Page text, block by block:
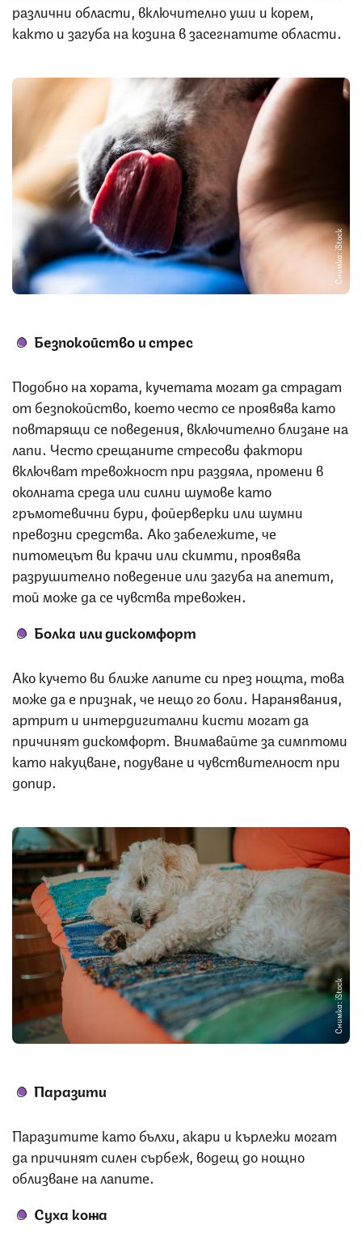
различни области, включително уши и корем,
както и загуба на козина в засегнатите области.
Снимка: iStock
Безпокойство и стрес
Подобно на хората, кучетата могат да страдат
от безпокойство, което често се проявява като
повтарящи се поведения, включително близане на
лапи. Често срещаните стресови фактори
включват тревожност при раздяла, промени в
околната среда или силни шумове като
гръмотевични бури, фойерверки или шумни
превозни средства. Ако забележите, че
питомецът ви крачи или скимти, проявява
разрушително поведение или загуба на апетит,
той може да се чувства тревожен.
Болка или дискомфорт
Ако кучето ви ближе лапите си през нощта, това
може да е признак, че нещо го боли. Наранявания,
артрит и интердигитални кисти могат да
причинят дискомфорт. Внимавайте за симптоми
като накуцване, подуване и чувствителност при
допир.
Снимка: iStock
Паразити
Паразитите като бълхи, акари и кърлежи могат
да причинят силен сърбеж, водещ до нощно
облизване на лапите.
Суха кожа